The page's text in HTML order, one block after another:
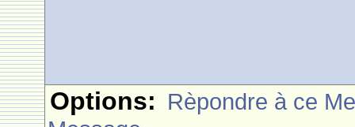
Options: Rèpondre à ce